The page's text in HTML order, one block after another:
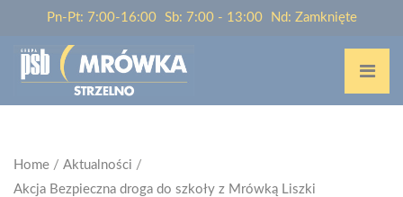
Pn-Pt: 7:00-16:00 Sb: 7:00 - 13:00 Nd: Zamknięte
Home / Aktualności /
Akcja Bezpieczna droga do szkoły z Mrówką Liszki